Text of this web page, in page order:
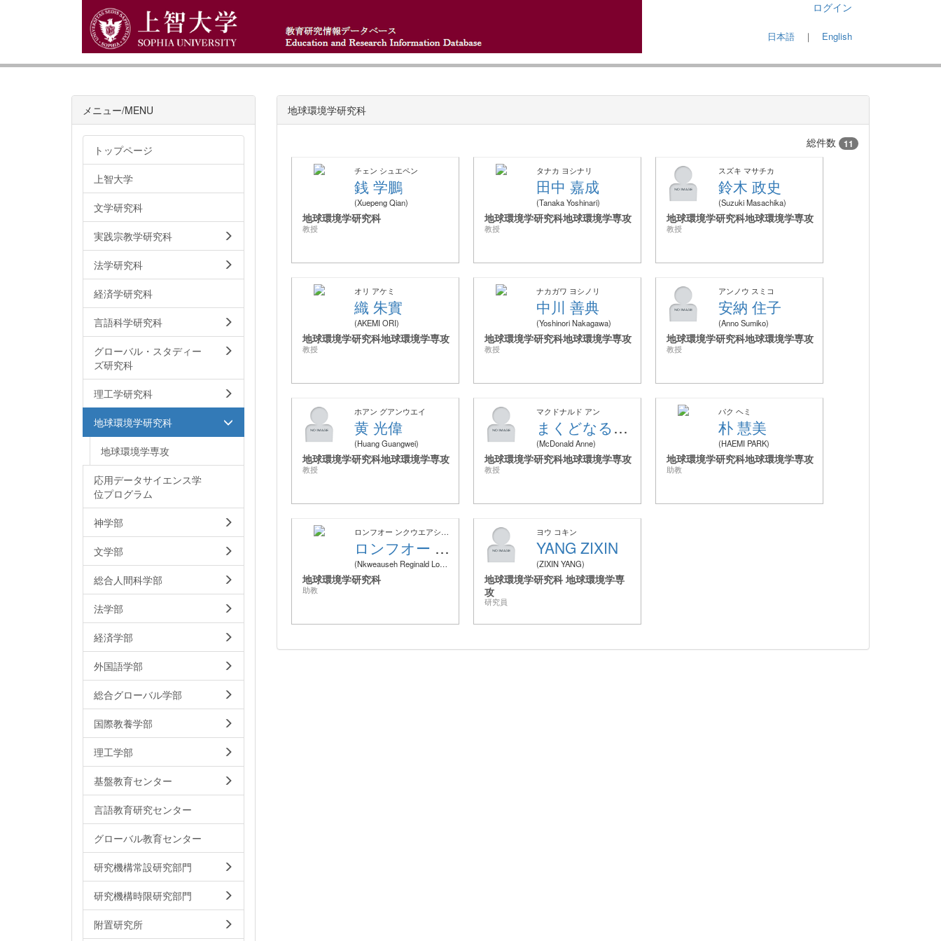
ログイン
日本語 ｜ English
地球環境学研究科
総件数 11
チェン シュエペン
銭 学鵬
Xuepeng Qian
地球環境学研究科
教授
タナカ ヨシナリ
田中 嘉成
Tanaka Yoshinari
地球環境学研究科地球環境学専攻
教授
スズキ マサチカ
鈴木 政史
Suzuki Masachika
地球環境学研究科地球環境学専攻
教授
オリ アケミ
織 朱實
AKEMI ORI
地球環境学研究科地球環境学専攻
教授
ナカガワ ヨシノリ
中川 善典
Yoshinori Nakagawa
地球環境学研究科地球環境学専攻
教授
アンノウ スミコ
安納 住子
Anno Sumiko
地球環境学研究科地球環境学専攻
教授
ホアン グアンウエイ
黄 光偉
Huang Guangwei
地球環境学研究科地球環境学専攻
教授
マクドナルド アン
まくどなるど あん
McDonald Anne
地球環境学研究科地球環境学専攻
教授
パク ヘミ
朴 慧美
HAEMI PARK
地球環境学研究科地球環境学専攻
助教
ロンフオー ンクウエアシーレジナルド
ロンフオー ンクウエアシーレジナルド
Nkweauseh Reginald Longfor
地球環境学研究科
助教
ヨウ コキン
YANG ZIXIN
ZIXIN YANG
地球環境学研究科 地球環境学専
攻
研究員
メニュー/MENU
トップページ
上智大学
文学研究科
実践宗教学研究科
法学研究科
経済学研究科
言語科学研究科
グローバル・スタディー
ズ研究科
理工学研究科
地球環境学研究科
地球環境学専攻
応用データサイエンス学
位プログラム
神学部
文学部
総合人間科学部
法学部
経済学部
外国語学部
総合グローバル学部
国際教養学部
理工学部
基盤教育センター
言語教育研究センター
グローバル教育センター
研究機構常設研究部門
研究機構時限研究部門
附置研究所